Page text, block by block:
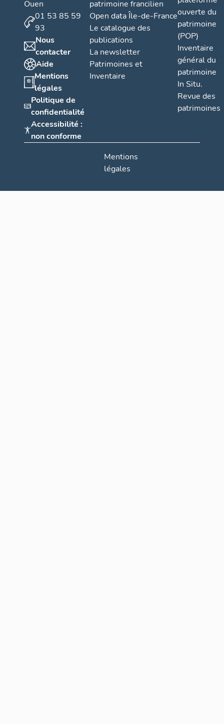
Ouen
01 53 85 59
93
Nous
contacter
Aide
Mentions
légales
Politique de
confidentialité
Accessibilité :
non conforme
patrimoine francilien
Open data Île-de-France
Le catalogue des
publications
La newsletter
Patrimoines et
Inventaire
ouverte du
patrimoine
(POP)
Inventaire
général du
patrimoine
In Situ.
Revue des
patrimoines
Mentions
légales